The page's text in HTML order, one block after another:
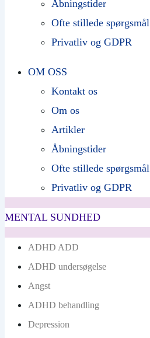
Åbningstider
Ofte stillede spørgsmål
Privatliv og GDPR
OM OSS
Kontakt os
Om os
Artikler
Åbningstider
Ofte stillede spørgsmål
Privatliv og GDPR
MENTAL SUNDHED
ADHD ADD
ADHD undersøgelse
Angst
ADHD behandling
Depression